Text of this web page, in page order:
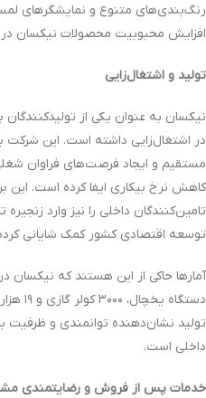
رنگ‌بندی‌های متنوع و نمایشگرهای
افزایش محبوبیت محصولات نیکسان
تولید و اشتغال‌زایی
نیکسان به عنوان یکی از
مستقیم و ایجاد فرصت‌های فراوان
کاهش نرخ بیکاری ایفا کرده است. این
تامین‌کنندگان داخلی را نیز وارد
توسعه اقتصادی کشور کمک شایانی
تولید نشان‌دهنده توانمندی و ظرفیت
داخلی است.
خدمات پس از فروش و رضایتمندی